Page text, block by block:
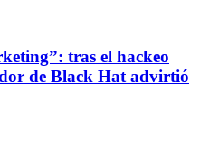
tras el hackeo
de Black Hat advirtió